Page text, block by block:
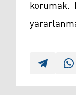
korumak.